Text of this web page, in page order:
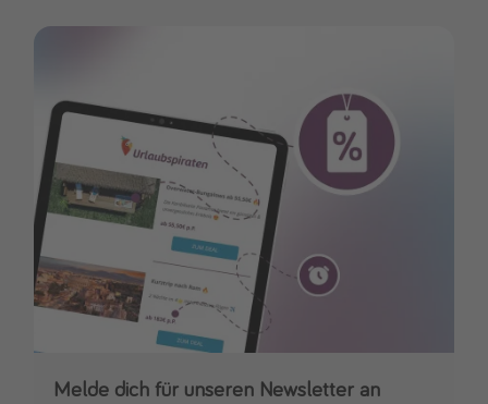
Melde dich für unseren Newsletter an
Downloade unsere App